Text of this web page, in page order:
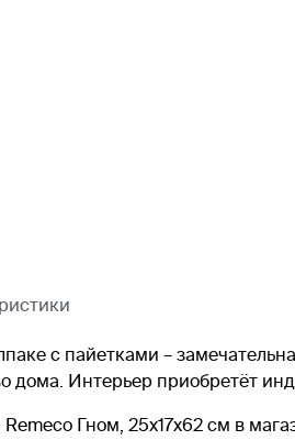
с пайетками –
дома. Интерьер приобретёт
Гном, 25x17x62 см в